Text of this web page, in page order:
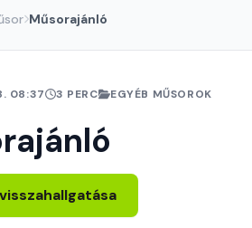
Műsorajánló
08:37 3 PERC EGYÉB MŰSOROK